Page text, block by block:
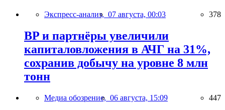
Экспресс-анализ, 07 августа, 00:03 378
BP и партнёры увеличили
капиталовложения в АЧГ на 31%,
сохранив добычу на уровне 8 млн
тонн
Медиа обозрение, 06 августа, 15:09 447